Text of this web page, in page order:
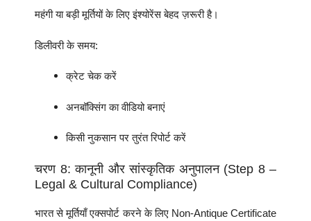
महंगी या बड़ी मूर्तियों के लिए इंश्योरेंस बेहद ज़रूरी है।
डिलीवरी के समय:
क्रेट चेक करें
अनबॉक्सिंग का वीडियो बनाएं
किसी नुकसान पर तुरंत रिपोर्ट करें
चरण 8: कानूनी और सांस्कृतिक अनुपालन (Step 8 –
Legal & Cultural Compliance)
भारत से मूर्तियाँ एक्सपोर्ट करने के लिए Non-Antique Certificate